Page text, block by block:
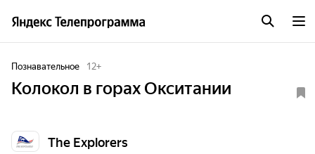
Познавательное 12+
Колокол в горах Окситании
The Explorers